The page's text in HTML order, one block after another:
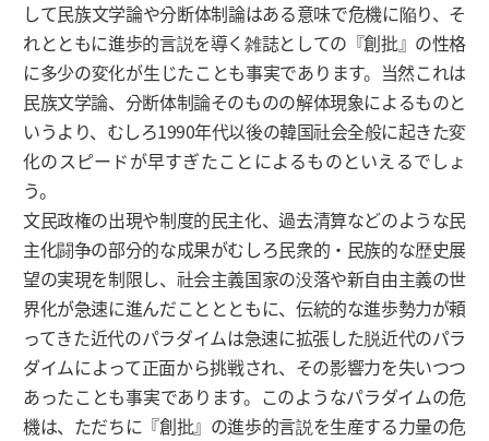
して民族文学論や分断体制論はある意味で危機に陥り、そ
れとともに進歩的言説を導く雑誌としての『創批』の性格
に多少の変化が生じたことも事実であります。当然これは
民族文学論、分断体制論そのものの解体現象によるものと
いうより、むしろ1990年代以後の韓国社会全般に起きた変
化のスピードが早すぎたことによるものといえるでしょ
う。
文民政権の出現や制度的民主化、過去清算などのような民
主化闘争の部分的な成果がむしろ民衆的・民族的な歴史展
望の実現を制限し、社会主義国家の没落や新自由主義の世
界化が急速に進んだこととともに、伝統的な進歩勢力が頼
ってきた近代のパラダイムは急速に拡張した脱近代のパラ
ダイムによって正面から挑戦され、その影響力を失いつつ
あったことも事実であります。このようなパラダイムの危
機は、ただちに『創批』の進歩的言説を生産する力量の危